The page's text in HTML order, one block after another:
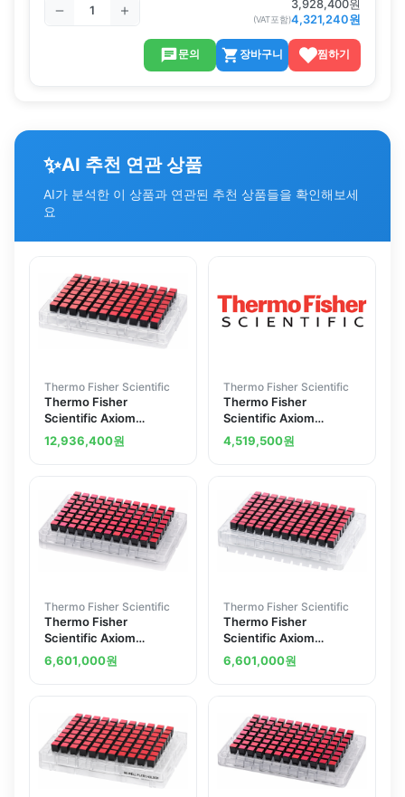
3,928,400원
(VAT포함)4,321,240원
문의 장바구니 찜하기
✨AI 추천 연관 상품
AI가 분석한 이 상품과 연관된 추천 상품들을 확인해보세
요
Thermo Fisher Scientific
Thermo Fisher
Scientific Axiom
Microbiome 96 array
plate
12,936,400원
Thermo Fisher Scientific
Thermo Fisher
Scientific Axiom
Microbiome Reagent Kit
for four 24-array plates
4,519,500원
Thermo Fisher Scientific
Thermo Fisher
Scientific Axiom
Genome-Wide ASI 1
Array Plate
6,601,000원
Thermo Fisher Scientific
Thermo Fisher
Scientific Axiom
Genome-Wide EUR 96
array plate
6,601,000원